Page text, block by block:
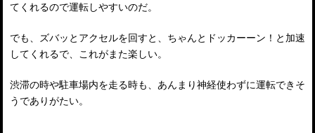
てくれるので運転しやすいのだ。
でも、ズバッとアクセルを回すと、ちゃんとドッカーーン！と加速
してくれるで、これがまた楽しい。
渋滞の時や駐車場内を走る時も、あんまり神経使わずに運転できそ
うでありがたい。